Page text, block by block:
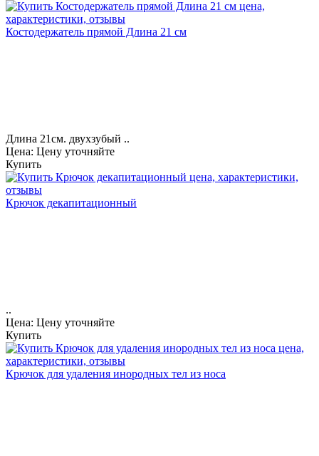
Костодержатель прямой Длина 21 см
Длина 21см. двухзубый ..
Цена: Цену уточняйте
Купить
Крючок декапитационный
..
Цена: Цену уточняйте
Купить
Крючок для удаления инородных тел из носа